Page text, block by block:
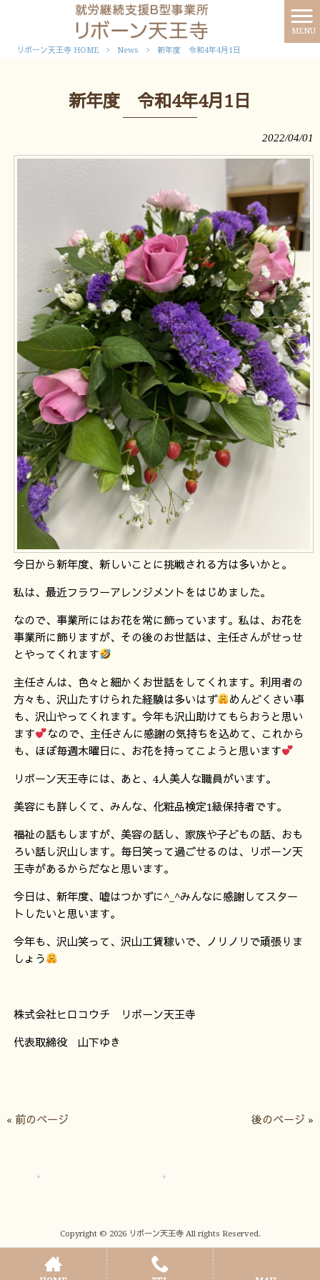
MENU
リボーン天王寺 HOME > News > 新年度 令和4年4月1日
新年度 令和4年4月1日
2022/04/01
今日から新年度、新しいことに挑戦される方は多いかと。
私は、最近フラワーアレンジメントをはじめました。
なので、事業所にはお花を常に飾っています。私は、お花を
事業所に飾りますが、その後のお世話は、主任さんがせっせ
とやってくれます
主任さんは、色々と細かくお世話をしてくれます。利用者の
方々も、沢山たすけられた経験は多いはず
めんどくさい事
も、沢山やってくれます。今年も沢山助けてもらおうと思い
ます
なので、主任さんに感謝の気持ちを込めて、これから
も、ほぼ毎週木曜日に、お花を持ってこようと思います
リボーン天王寺には、あと、4人美人な職員がいます。
美容にも詳しくて、みんな、化粧品検定1級保持者です。
福祉の話もしますが、美容の話し、家族や子どもの話、おも
ろい話し沢山します。毎日笑って過ごせるのは、リボーン天
王寺があるからだなと思います。
今日は、新年度、嘘はつかずに^_^みんなに感謝してスター
トしたいと思います。
今年も、沢山笑って、沢山工賃稼いで、ノリノリで頑張りま
しょう
株式会社ヒロコウチ リボーン天王寺
代表取締役 山下ゆき
« 前のページ 後のページ »
Copyright © 2026 リボーン天王寺 All rights Reserved.